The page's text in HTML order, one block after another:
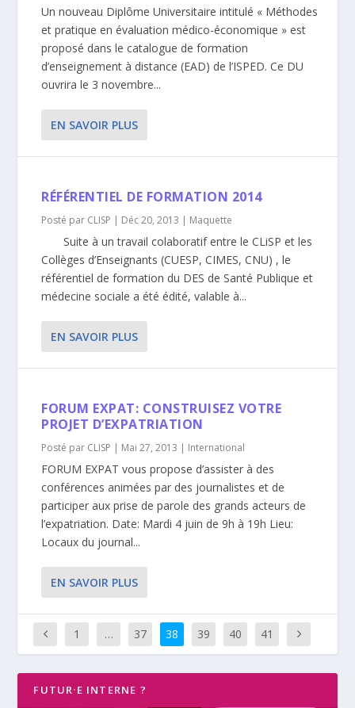
Un nouveau Diplôme Universitaire intitulé « Méthodes
et pratique en évaluation médico-économique » est
proposé dans le catalogue de formation
d’enseignement à distance (EAD) de l’ISPED. Ce DU
ouvrira le 3 novembre...
EN SAVOIR PLUS
RÉFÉRENTIEL DE FORMATION 2014
Posté par CLISP | Déc 20, 2013 | Maquette
Suite à un travail colaboratif entre le CLiSP et les
Collèges d’Enseignants (CUESP, CIMES, CNU) , le
référentiel de formation du DES de Santé Publique et
médecine sociale a été édité, valable à...
EN SAVOIR PLUS
FORUM EXPAT: CONSTRUISEZ VOTRE
PROJET D’EXPATRIATION
Posté par CLISP | Mai 27, 2013 | International
FORUM EXPAT vous propose d’assister à des
conférences animées par des journalistes et de
participer aux prise de parole des grands acteurs de
l’expatriation. Date: Mardi 4 juin de 9h à 19h Lieu:
Locaux du journal...
EN SAVOIR PLUS
1 … 37 38 39 40 41
FUTUR·E INTERNE ?